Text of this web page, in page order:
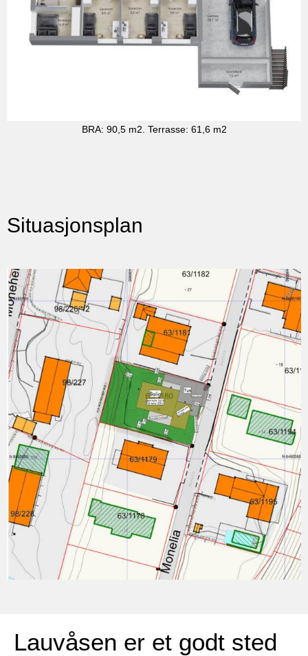
BRA: 90,5 m2. Terrasse: 61,6 m2
Situasjonsplan
Lauvåsen er et godt sted